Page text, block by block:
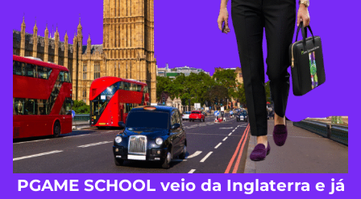
PGAME SCHOOL veio da Inglaterra e já